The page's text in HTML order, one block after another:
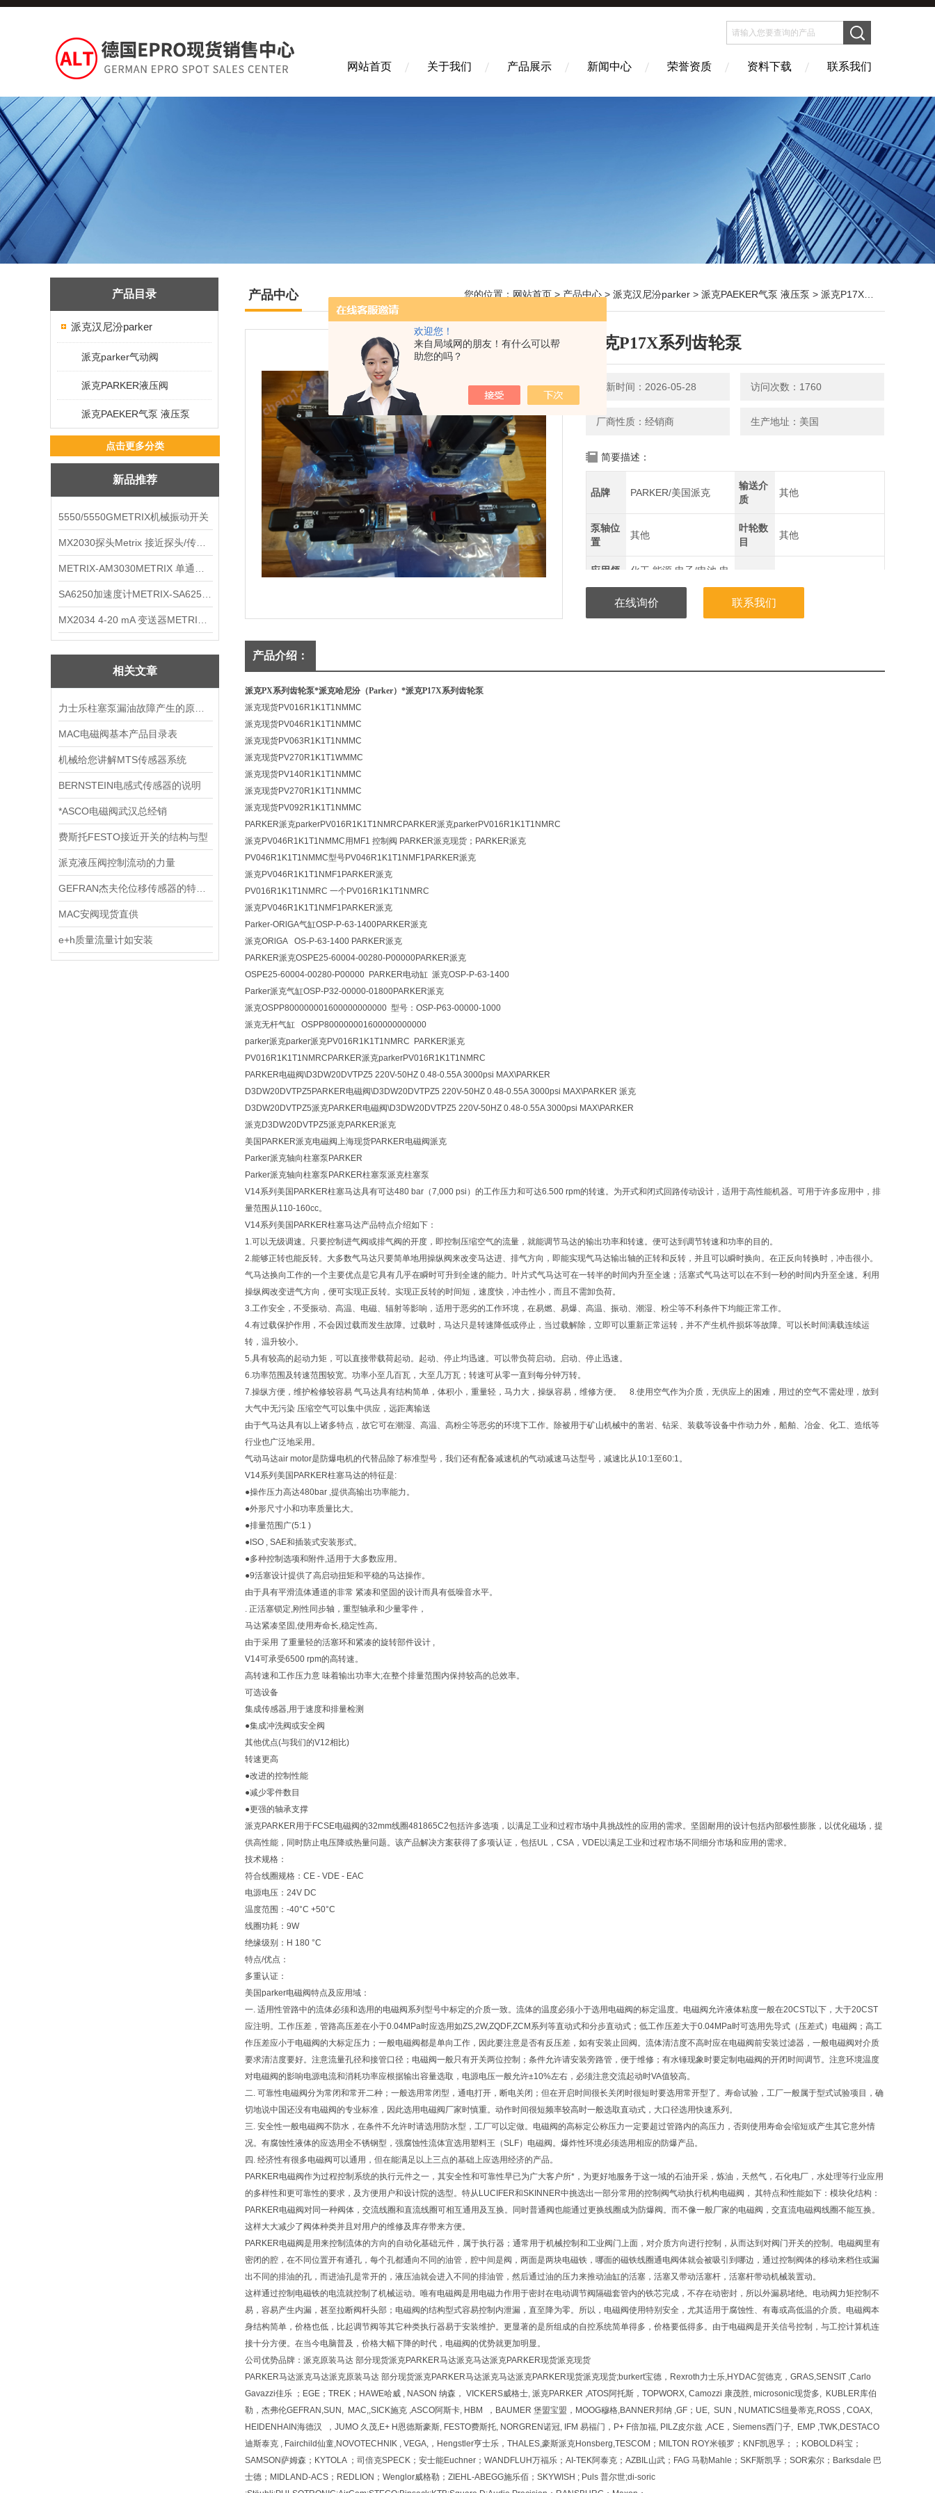
欢迎您！
来自局域网的朋友！有什么可以帮
助您的吗？
网站首页 关于我们 产品展示 新闻中心 荣誉资质 资料下载 联系我们
产品目录
派克汉尼汾parker
派克parker气动阀
派克PARKER液压阀
派克PAEKER气泵 液压泵
点击更多分类
新品推荐
5550/5550GMETRIX机械振动开关
相关文章
MAC电磁阀基本产品目录表
机械给您讲解MTS传感器系统
BERNSTEIN电感式传感器的说明
*ASCO电磁阀武汉总经销
费斯托FESTO接近开关的结构与型
派克液压阀控制流动的力量
MAC安阀现货直供
e+h质量流量计如安装
产品中心 您的位置： 网站首页 > 产品中心 > 派克汉尼汾parker > 派克PAEKER气泵 液压泵 > 派克P17X系列齿轮泵
派克P17X系列齿轮泵
更新时间：2026-05-28 访问次数：1760
厂商性质：经销商 生产地址：美国
简要描述：
品牌 PARKER/美国派克
输送介
质
其他
泵轴位
置
其他
叶轮数
目
其他
应用领
化工,能源,电子/电池,电
P3X, P5X, P11X, P17X, 排量范围从0.8-52ml/rev
在线询价 联系我们
产品介绍：
派克PX系列齿轮泵*派克哈尼汾（Parker）*派克P17X系列齿轮泵
派克现货PV016R1K1T1NMMC
派克现货PV046R1K1T1NMMC
派克现货PV063R1K1T1NMMC
派克现货PV270R1K1T1WMMC
派克现货PV140R1K1T1NMMC
派克现货PV270R1K1T1NMMC
派克现货PV092R1K1T1NMMC
PARKER派克parkerPV016R1K1T1NMRCPARKER派克parkerPV016R1K1T1NMRC
派克PV046R1K1T1NMMC用MF1 控制阀 PARKER派克现货；PARKER派克
PV046R1K1T1NMMC型号PV046R1K1T1NMF1PARKER派克
派克PV046R1K1T1NMF1PARKER派克
PV016R1K1T1NMRC 一个PV016R1K1T1NMRC
派克PV046R1K1T1NMF1PARKER派克
Parker-ORlGA气缸OSP-P-63-1400PARKER派克
派克ORlGA OS-P-63-1400 PARKER派克
PARKER派克OSPE25-60004-00280-P00000PARKER派克
OSPE25-60004-00280-P00000 PARKER电动缸 派克OSP-P-63-1400
Parker派克气缸OSP-P32-00000-01800PARKER派克
派克OSPP800000001600000000000 型号：OSP-P63-00000-1000
派克无杆气缸 OSPP800000001600000000000
parker派克parker派克PV016R1K1T1NMRC PARKER派克
PV016R1K1T1NMRCPARKER派克parkerPV016R1K1T1NMRC
PARKER电磁阀\D3DW20DVTPZ5 220V-50HZ 0.48-0.55A 3000psi MAX\PARKER
D3DW20DVTPZ5PARKER电磁阀\D3DW20DVTPZ5 220V-50HZ 0.48-0.55A 3000psi MAX\PARKER 派克
D3DW20DVTPZ5派克PARKER电磁阀\D3DW20DVTPZ5 220V-50HZ 0.48-0.55A 3000psi MAX\PARKER
派克D3DW20DVTPZ5派克PARKER派克
美国PARKER派克电磁阀上海现货PARKER电磁阀派克
Parker派克轴向柱塞泵PARKER
Parker派克轴向柱塞泵PARKER柱塞泵派克柱塞泵
V14系列美国PARKER柱塞马达具有可达480 bar（7,000 psi）的工作压力和可达6.500 rpm的转速。为开式和闭式回路传动设计，适用于高性能机器。可用于许多应用中，排
量范围从110-160cc。
V14系列美国PARKER柱塞马达产品特点介绍如下：
1.可以无级调速。只要控制进气阀或排气阀的开度，即控制压缩空气的流量，就能调节马达的输出功率和转速。便可达到调节转速和功率的目的。
2.能够正转也能反转。大多数气马达只要简单地用操纵阀来改变马达进、排气方向，即能实现气马达输出轴的正转和反转，并且可以瞬时换向。在正反向转换时，冲击很小。
气马达换向工作的一个主要优点是它具有几乎在瞬时可升到全速的能力。叶片式气马达可在一转半的时间内升至全速；活塞式气马达可以在不到一秒的时间内升至全速。利用
操纵阀改变进气方向，便可实现正反转。实现正反转的时间短，速度快，冲击性小，而且不需卸负荷。
3.工作安全，不受振动、高温、电磁、辐射等影响，适用于恶劣的工作环境，在易燃、易爆、高温、振动、潮湿、粉尘等不利条件下均能正常工作。
4.有过载保护作用，不会因过载而发生故障。过载时，马达只是转速降低或停止，当过载解除，立即可以重新正常运转，并不产生机件损坏等故障。可以长时间满载连续运
转，温升较小。
5.具有较高的起动力矩，可以直接带载荷起动。起动、停止均迅速。可以带负荷启动。启动、停止迅速。
6.功率范围及转速范围较宽。功率小至几百瓦，大至几万瓦；转速可从零一直到每分钟万转。
7.操纵方便，维护检修较容易 气马达具有结构简单，体积小，重量轻，马力大，操纵容易，维修方便。 8.使用空气作为介质，无供应上的困难，用过的空气不需处理，放到
大气中无污染 压缩空气可以集中供应，远距离输送
由于气马达具有以上诸多特点，故它可在潮湿、高温、高粉尘等恶劣的环境下工作。除被用于矿山机械中的凿岩、钻采、装载等设备中作动力外，船舶、冶金、化工、造纸等
行业也广泛地采用。
气动马达air motor是防爆电机的代替品除了标准型号，我们还有配备减速机的气动减速马达型号，减速比从10:1至60:1。
V14系列美国PARKER柱塞马达的特征是:
●操作压力高达480bar ,提供高输出功率能力。
●外形尺寸小和功率质量比大。
●排量范围广(5:1 )
●ISO , SAE和插装式安装形式。
●多种控制选项和附件,适用于大多数应用。
●9活塞设计提供了高启动扭矩和平稳的马达操作。
由于具有平滑流体通道的非常 紧凑和坚固的设计而具有低噪音水平。
. 正活塞锁定,刚性同步轴，重型轴承和少量零件，
马达紧凑坚固,使用寿命长,稳定性高。
由于采用 了重量轻的活塞环和紧凑的旋转部件设计 ,
V14可承受6500 rpm的高转速。
高转速和工作压力意 味着输出功率大;在整个排量范围内保持较高的总效率。
可选设备
集成传感器,用于速度和排量检测
●集成冲洗阀或安全阀
其他优点(与我们的V12相比)
转速更高
●改进的控制性能
●减少零件数目
●更强的轴承支撑
派克PARKER用于FCSE电磁阀的32mm线圈481865C2包括许多选项，以满足工业和过程市场中具挑战性的应用的需求。坚固耐用的设计包括内部极性膨胀，以优化磁场，提
供高性能，同时防止电压降或热量问题。该产品解决方案获得了多项认证，包括UL，CSA，VDE以满足工业和过程市场不同细分市场和应用的需求。
技术规格：
符合线圈规格：CE - VDE - EAC
电源电压：24V DC
温度范围：-40°C +50°C
线圈功耗：9W
绝缘级别：H 180 °C
特点/优点：
多重认证：
美国parker电磁阀特点及应用域：
一. 适用性管路中的流体必须和选用的电磁阀系列型号中标定的介质一致。流体的温度必须小于选用电磁阀的标定温度。电磁阀允许液体粘度一般在20CST以下，大于20CST
应注明。工作压差，管路高压差在小于0.04MPa时应选用如ZS,2W,ZQDF,ZCM系列等直动式和分步直动式；低工作压差大于0.04MPa时可选用先导式（压差式）电磁阀；高工
作压差应小于电磁阀的大标定压力；一般电磁阀都是单向工作，因此要注意是否有反压差，如有安装止回阀。流体清洁度不高时应在电磁阀前安装过滤器，一般电磁阀对介质
要求清洁度要好。注意流量孔径和接管口径；电磁阀一般只有开关两位控制；条件允许请安装旁路管，便于维修；有水锤现象时要定制电磁阀的开闭时间调节。注意环境温度
对电磁阀的影响电源电流和消耗功率应根据输出容量选取，电源电压一般允许±10%左右，必须注意交流起动时VA值较高。
二. 可靠性电磁阀分为常闭和常开二种；一般选用常闭型，通电打开，断电关闭；但在开启时间很长关闭时很短时要选用常开型了。寿命试验，工厂一般属于型式试验项目，确
切地说中国还没有电磁阀的专业标准，因此选用电磁阀厂家时慎重。动作时间很短频率较高时一般选取直动式，大口径选用快速系列。
三. 安全性一般电磁阀不防水，在条件不允许时请选用防水型，工厂可以定做。电磁阀的高标定公称压力一定要超过管路内的高压力，否则使用寿命会缩短或产生其它意外情
况。有腐蚀性液体的应选用全不锈钢型，强腐蚀性流体宜选用塑料王（SLF）电磁阀。爆炸性环境必须选用相应的防爆产品。
四. 经济性有很多电磁阀可以通用，但在能满足以上三点的基础上应选用经济的产品。
PARKER电磁阀作为过程控制系统的执行元件之一，其安全性和可靠性早已为广大客户所*，为更好地服务于这一域的石油开采，炼油，天然气，石化电厂，水处理等行业应用
的多样性和更可靠性的要求，及方便用户和设计院的选型。特从LUCIFER和SKINNER中挑选出一部分常用的控制阀气动执行机构电磁阀， 其特点和性能如下：模块化结构：
PARKER电磁阀对同一种阀体，交流线圈和直流线圈可相互通用及互换。同时普通阀也能通过更换线圈成为防爆阀。而不像一般厂家的电磁阀，交直流电磁阀线圈不能互换。
这样大大减少了阀体种类并且对用户的维修及库存带来方便。
PARKER电磁阀是用来控制流体的方向的自动化基础元件，属于执行器；通常用于机械控制和工业阀门上面，对介质方向进行控制，从而达到对阀门开关的控制。电磁阀里有
密闭的腔，在不同位置开有通孔，每个孔都通向不同的油管，腔中间是阀，两面是两块电磁铁，哪面的磁铁线圈通电阀体就会被吸引到哪边，通过控制阀体的移动来档住或漏
出不同的排油的孔，而进油孔是常开的，液压油就会进入不同的排油管，然后通过油的压力来推动油缸的活塞，活塞又带动活塞杆，活塞杆带动机械装置动。
这样通过控制电磁铁的电流就控制了机械运动。唯有电磁阀是用电磁力作用于密封在电动调节阀隔磁套管内的铁芯完成，不存在动密封，所以外漏易堵绝。电动阀力矩控制不
易，容易产生内漏，甚至拉断阀杆头部；电磁阀的结构型式容易控制内泄漏，直至降为零。所以，电磁阀使用特别安全，尤其适用于腐蚀性、有毒或高低温的介质。电磁阀本
身结构简单，价格也低，比起调节阀等其它种类执行器易于安装维护。更显著的是所组成的自控系统简单得多，价格要低得多。由于电磁阀是开关信号控制，与工控计算机连
接十分方便。在当今电脑普及，价格大幅下降的时代，电磁阀的优势就更加明显。
公司优势品牌：派克原装马达 部分现货派克PARKER马达派克马达派克PARKER现货派克现货
PARKER马达派克马达派克原装马达 部分现货派克PARKER马达派克马达派克PARKER现货派克现货;burkert宝德，Rexroth力士乐,HYDAC贺德克，GRAS,SENSIT ,Carlo
Gavazzi佳乐 ；EGE；TREK；HAWE哈威 , NASON 纳森， VICKERS威格士, 派克PARKER ,ATOS阿托斯，TOPWORX, Camozzi 康茂胜, microsonic现货多, KUBLER库伯
勒，杰弗伦GEFRAN,SUN, MAC,,SICK施克 ,ASCO阿斯卡, HBM ，BAUMER 堡盟宝盟，MOOG穆格,BANNER邦纳 ,GF；UE, SUN , NUMATICS纽曼蒂克,ROSS , COAX,
HEIDENHAIN海德汉 ，JUMO 久茂,E+ H恩德斯豪斯, FESTO费斯托, NORGREN诺冠, IFM 易福门，P+ F倍加福, PILZ皮尔兹 ,ACE，Siemens西门子, EMP ,TWK,DESTACO
迪斯泰克 , Fairchild仙童,NOVOTECHNIK , VEGA,，Hengstler亨士乐，THALES,豪斯派克Honsberg,TESCOM；MILTON ROY米顿罗；KNF凯恩孚；；KOBOLD科宝；
SAMSON萨姆森；KYTOLA ；司倍克SPECK；安士能Euchner；WANDFLUH万福乐；AI-TEK阿泰克；AZBIL山武；FAG 马勒Mahle；SKF斯凯孚；SOR索尔；Barksdale 巴
士德；MIDLAND-ACS；REDLION；Wenglor威格勒；ZIEHL-ABEGG施乐佰；SKYWISH ; Puls 普尔世;di-soric